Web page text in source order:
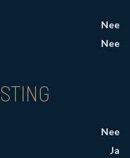
Nee
Nee
Nee
Ja